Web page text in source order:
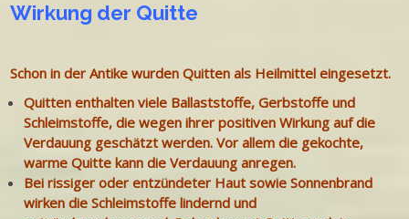
Wirkung der Quitte
Schon in der Antike wurden Quitten als Heilmittel eingesetzt.
Quitten enthalten viele Ballaststoffe, Gerbstoffe und
Schleimstoffe, die wegen ihrer positiven Wirkung auf die
Verdauung geschätzt werden. Vor allem die gekochte,
warme Quitte kann die Verdauung anregen.
Bei rissiger oder entzündeter Haut sowie Sonnenbrand
wirken die Schleimstoffe lindernd und